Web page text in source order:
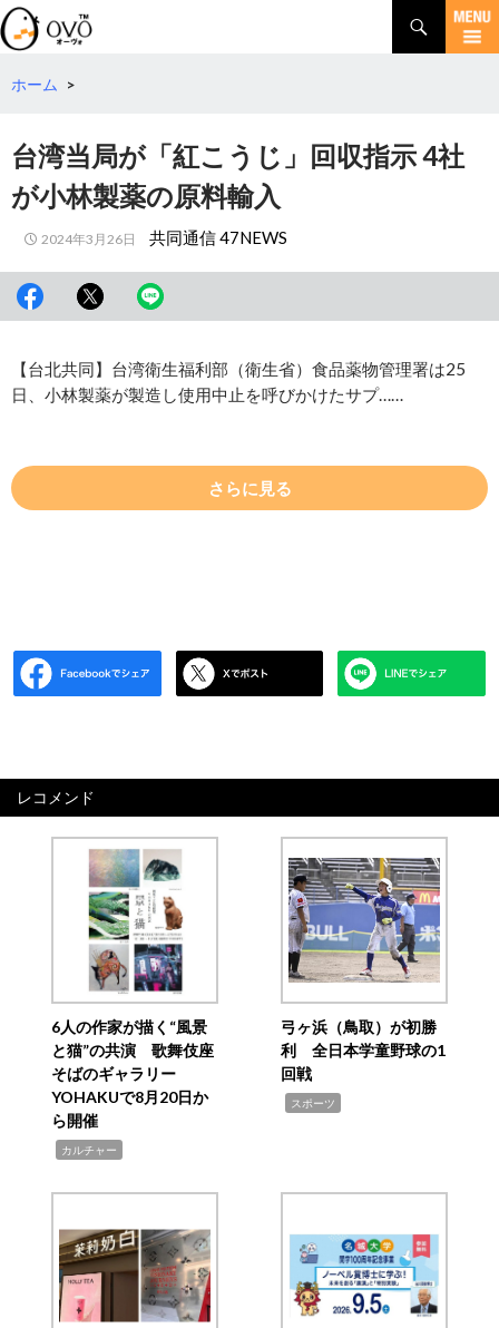
検
索
コ
テ
へ
動
ホーム >
台湾当局が「紅こうじ」回収指示 4社
が小林製薬の原料輸入
2024年3月26日 共同通信 47NEWS
【台北共同】台湾衛生福利部（衛生省）食品薬物管理署は25
日、小林製薬が製造し使用中止を呼びかけたサプ……
さらに見る
レコメンド
6人の作家が描く“風景
と猫”の共演 歌舞伎座
そばのギャラリー
YOHAKUで8月20日か
ら開催
カルチャー
弓ヶ浜（鳥取）が初勝
利 全日本学童野球の1
回戦
スポーツ